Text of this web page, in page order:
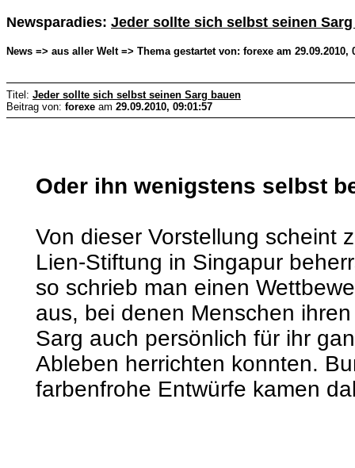
Newsparadies: Jeder sollte sich selbst seinen
News => aus aller Welt => Thema gestartet von: forexe am 29.09.2010,
Titel: Jeder sollte sich selbst seinen Sarg bauen
Beitrag von: forexe am 29.09.2010, 09:01:57
Oder ihn wenigstens selbst
Von dieser Vorstellung scheint
Lien-Stiftung in Singapur
so schrieb man einen
aus, bei denen Menschen
Sarg auch persönlich für ihr
Ableben herrichten konnten.
farbenfrohe Entwürfe kamen